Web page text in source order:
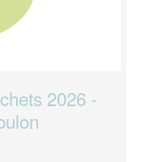
2026 -